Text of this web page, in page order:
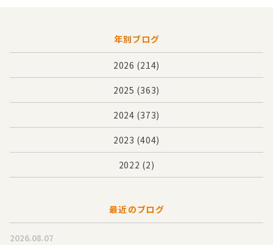
年別ブログ
2026 (214)
2025 (363)
2024 (373)
2023 (404)
2022 (2)
最近のブログ
2026.08.07